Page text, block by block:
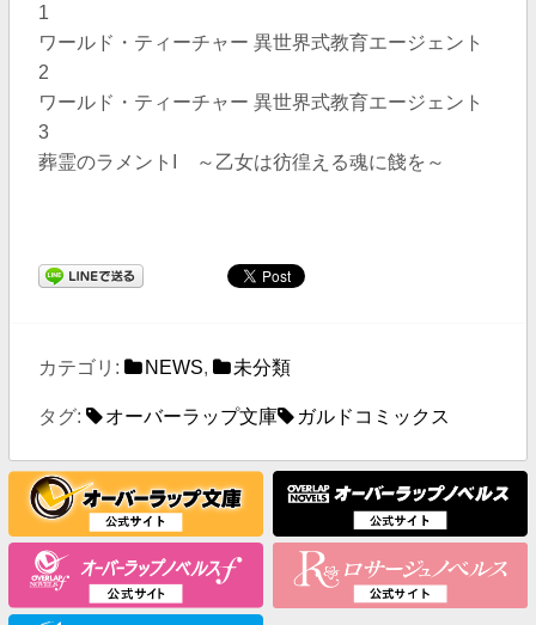
1
ワールド・ティーチャー 異世界式教育エージェント
2
ワールド・ティーチャー 異世界式教育エージェント
3
葬霊のラメントI ～乙女は彷徨える魂に餞を～
カテゴリ: NEWS, 未分類
タグ: オーバーラップ文庫 ガルドコミックス